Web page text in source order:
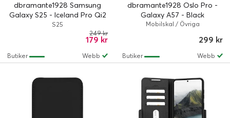
dbramante1928 Samsung
Galaxy S25 - Iceland Pro Qi2
Kick - Clear
S25
179 kr
249 kr
Webb
Butiker
dbramante1928 Oslo Pro -
Galaxy A57 - Black
Mobilskal / Övriga
299 kr
Webb
Butiker